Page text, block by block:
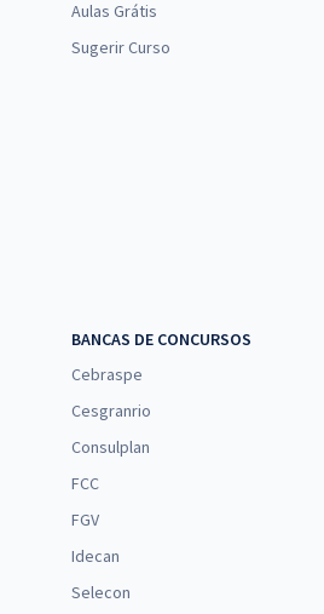
Aulas Grátis
Sugerir Curso
BANCAS DE CONCURSOS
Cebraspe
Cesgranrio
Consulplan
FCC
FGV
Idecan
Selecon